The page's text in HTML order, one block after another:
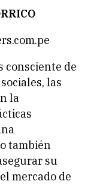
consciente de
las
la
también
su
mercado de